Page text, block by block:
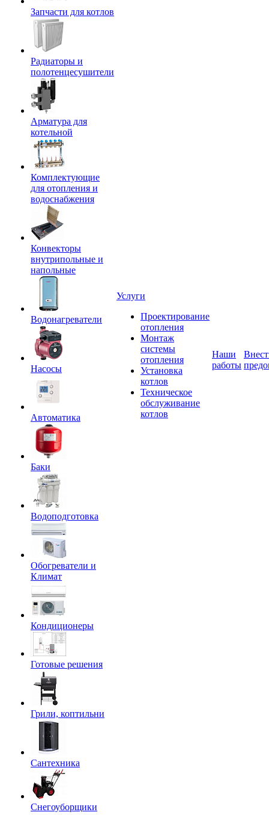
Запчасти для котлов
Радиаторы и
полотенцесушители
Арматура для
котельной
Комплектующие
для отопления и
водоснабжения
Конвекторы
внутрипольные и
напольные
Водонагреватели
Насосы
Автоматика
Баки
Водоподготовка
Обогреватели и
Климат
Кондиционеры
Готовые решения
Грили, коптильни
Сантехника
Снегоуборщики
Услуги
Проектирование
отопления
Монтаж
системы
отопления
Установка
котлов
Техническое
обслуживание
котлов
Наши
работы